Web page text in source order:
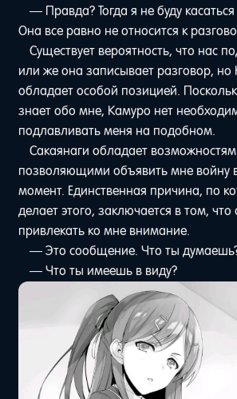
— Правда? Тогда я не буду
Она все равно не относится к
Существует вероятность, что нас
или же она записывает разговор, но
обладает особой позицией.
знает обо мне, Камуро нет
подлавливать меня на подобном.
Сакаянаги обладает
позволяющими объявить мне войну
момент. Единственная причина, по
делает этого, заключается в том,
привлекать ко мне внимание.
— Это сообщение. Что ты
— Что ты имеешь в виду?